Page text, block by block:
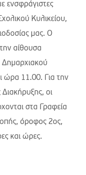
ενσφράγιστες
Κυλικείου,
μας. Ο
αίθουσα
ώρα 11.00. Για την
οι
στα Γραφεία
όροφος 2ος,
και ώρες.